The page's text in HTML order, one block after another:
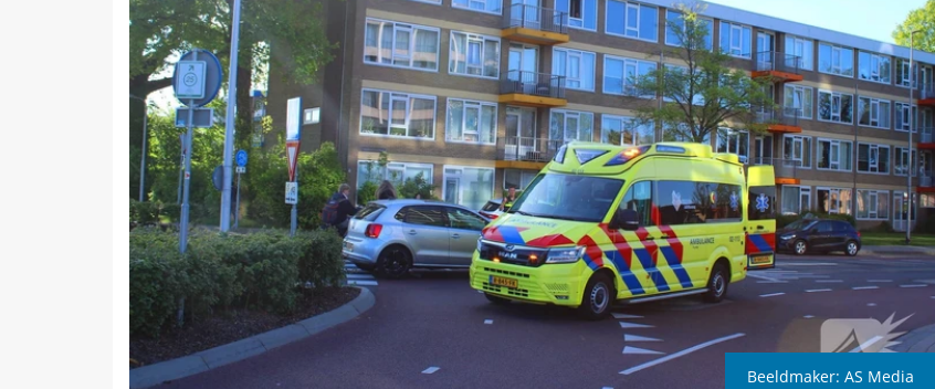
Beeldmaker: AS Media